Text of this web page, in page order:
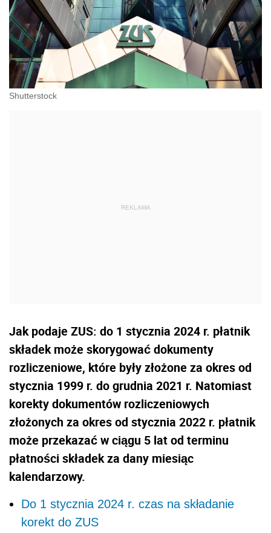
Shutterstock
Jak podaje ZUS: do 1 stycznia 2024 r. płatnik
składek może skorygować dokumenty
rozliczeniowe, które były złożone za okres od
stycznia 1999 r. do grudnia 2021 r. Natomiast
korekty dokumentów rozliczeniowych
złożonych za okres od stycznia 2022 r. płatnik
może przekazać w ciągu 5 lat od terminu
płatności składek za dany miesiąc
kalendarzowy.
Do 1 stycznia 2024 r. czas na składanie
korekt do ZUS